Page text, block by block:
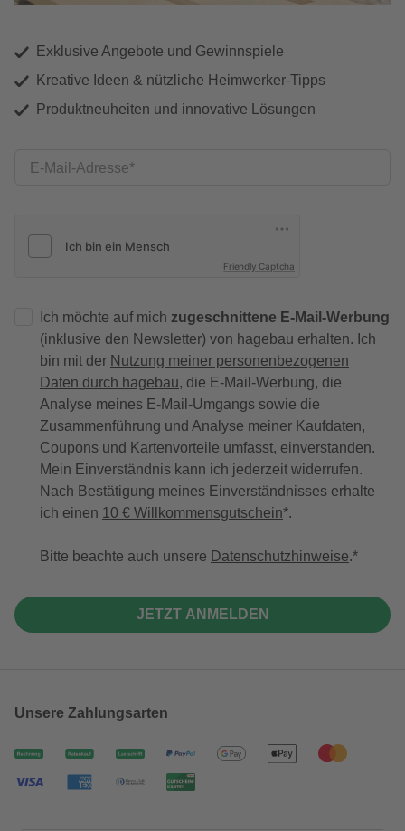
Exklusive Angebote und Gewinnspiele
Kreative Ideen & nützliche Heimwerker-Tipps
Produktneuheiten und innovative Lösungen
E-Mail-Adresse
Friendly Captcha
Ich möchte auf mich zugeschnittene E-Mail-Werbung
(inklusive den Newsletter) von hagebau erhalten. Ich
bin mit der Nutzung meiner personenbezogenen
Daten durch hagebau, die E-Mail-Werbung, die
Analyse meines E-Mail-Umgangs sowie die
Zusammenführung und Analyse meiner Kaufdaten,
Coupons und Kartenvorteile umfasst, einverstanden.
Mein Einverständnis kann ich jederzeit widerrufen.
Nach Bestätigung meines Einverständnisses erhalte
ich einen 10 € Willkommensgutschein*.
Bitte beachte auch unsere Datenschutzhinweise.
JETZT ANMELDEN
Unsere Zahlungsarten